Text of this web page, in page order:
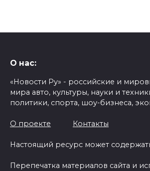
О нас:
«Новости Ру» - российские и
мира авто, культуры, науки и
политики, спорта, шоу-бизнеса,
О проекте Контакты
Настоящий ресурс может
Перепечатка материалов сайта и